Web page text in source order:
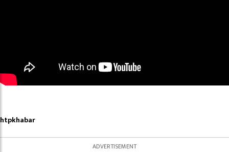
htpkhabar